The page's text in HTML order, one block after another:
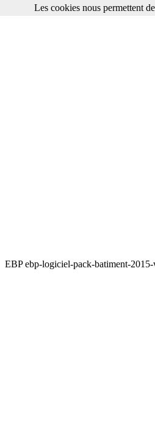
EBP ebp-logiciel-pack-batiment-
Les cookies nous permettent